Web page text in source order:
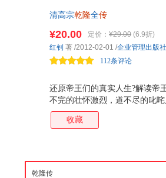
清高宗乾隆全传
还原帝王们的真实人生?解读帝
不完的壮怀激烈，道不尽的叱
的痕迹，遗留下故国永恒的记
地——权谋场中，权力角逐的
崇高，不躲闪卑劣。把权谋人
现，着重在细腻的权力斗争情
¥20.00 定价： ¥29.00 (6.9折)
112条评论
红钊 著 /2012-02-01 /企业管理出版社
收藏